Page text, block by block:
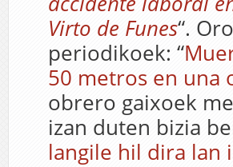
Virto de Funes“.
periodikoek: “
50 metros en una
obrero gaixoek
izan duten bizia
langile hil dira lan